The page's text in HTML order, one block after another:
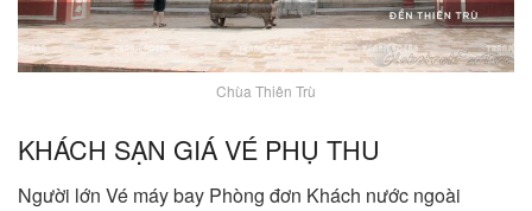
Chùa Thiên Trù
KHÁCH SẠN GIÁ VÉ PHỤ THU
Người lớn Vé máy bay Phòng đơn Khách nước ngoài